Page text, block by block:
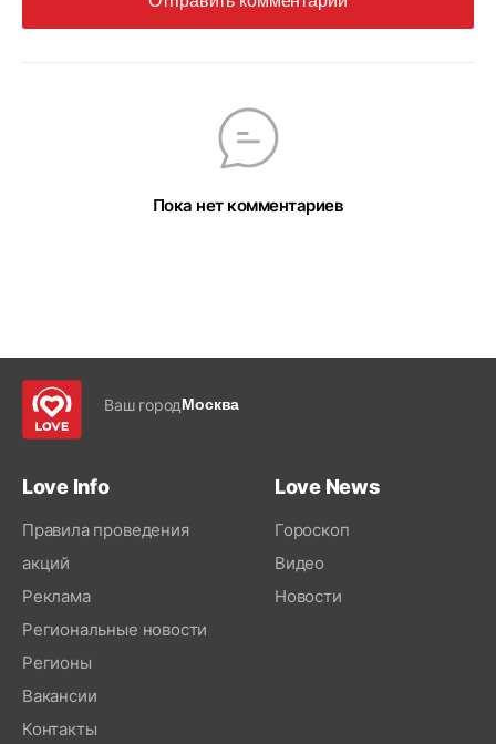
Пока нет комментариев
Ваш городМосква
Love Info
Правила проведения
акций
Реклама
Региональные новости
Регионы
Вакансии
Контакты
Love News
Гороскоп
Видео
Новости